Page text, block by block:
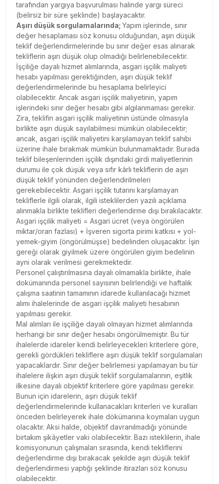
tarafından yargıya başvurulması halinde yargı süreci
(belirsiz bir süre şeklinde) başlayacaktır.
Aşırı düşük sorgulamalarında; Yapım işlerinde, sınır
değer hesaplaması söz konusu olduğundan, aşırı düşük
teklif değerlendirmelerinde bu sınır değer esas alınarak
tekliflerin aşırı düşük olup olmadığı belirlenebilecektir.
İşçiliğe dayalı hizmet alımlarında, asgari işçilik maliyeti
hesabı yapılması gerektiğinden, aşırı düşük teklif
değerlendirmelerinde bu hesaplama belirleyici
olabilecektir. Ancak asgari işçilik maliyetinin, yapım
işlerindeki sınır değer hesabı gibi algılanmaması gerekir.
Zira, teklifin asgari işçilik maliyetinin üstünde olmasıyla
birlikte aşırı düşük sayılabilmesi mümkün olabilecektir;
ancak, asgari işçilik maliyetini karşılamayan teklif sahibi
üzerine ihale bırakmak mümkün bulunmamaktadır. Burada
teklif bileşenlerinden işçilik dışındaki girdi maliyetlerinin
durumu ile çok düşük veya sıfır kârlı tekliflerin de aşırı
düşük teklif yönünden değerlendirilmeleri
gerekebilecektir. Asgari işçilik tutarını karşılamayan
tekliflerle ilgili olarak, ilgili isteklilerden yazılı açıklama
alınmakla birlikte teklifleri değerlendirme dışı bırakılacaktır.
Asgari işçilik maliyeti = Asgari ücret (veya öngörülen
miktar/oran fazlası) + İşveren sigorta pirimi katkısı + yol-
yemek-giyim (öngörülmüşse) bedelinden oluşacaktır. İşin
gereği olarak giyilmek üzere öngörülen giyim bedelinin
ayni olarak verilmesi gerekmektedir.
Personel çalıştırılmasına dayalı olmamakla birlikte, ihale
dokümanında personel sayısının belirlendiği ve haftalık
çalışma saatinin tamamının idarede kullanılacağı hizmet
alımı ihalelerinde de asgari işçilik maliyeti hesabının
yapılması gerekir.
Mal alımları ile işçiliğe dayalı olmayan hizmet alımlarında
herhangi bir sınır değer hesabı öngörülmemiştir. Bu tür
ihalelerde idareler kendi belirleyecekleri kriterlere göre,
gerekli gördükleri tekliflere aşırı düşük teklif sorgulamaları
yapacaklardır. Sınır değer belirlemesi yapılamayan bu tür
ihalelere ilişkin aşırı düşük teklif sorgulamalarının, eşitlik
ilkesine dayalı objektif kriterlere göre yapılması gerekir.
Bunun için idarelerin, aşırı düşük teklif
değerlendirmelerinde kullanacakları kriterleri ve kuralları
önceden belirleyerek ihale dökümanına koymaları uygun
olacaktır. Aksi halde, objektif davranılmadığı yönünde
birtakım şikâyetler vaki olabilecektir. Bazı isteklilerin, ihale
komisyonunun çalışmaları sırasında, kendi tekliflerini
değerlendirme dışı bırakacak şekilde aşırı düşük teklif
değerlendirmesi yaptığı şeklinde itirazları söz konusu
olabilecektir.